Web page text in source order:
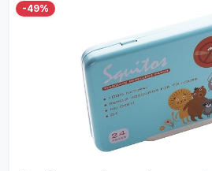
-49%